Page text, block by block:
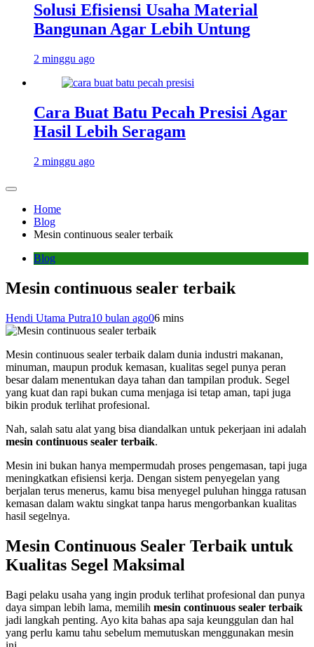
Solusi Efisiensi Usaha Material
Bangunan Agar Lebih Untung
2 minggu ago
Cara Buat Batu Pecah Presisi Agar
Hasil Lebih Seragam
2 minggu ago
Home
Blog
Mesin continuous sealer terbaik
Blog
Mesin continuous sealer terbaik
Hendi Utama Putra10 bulan ago06 mins
Mesin continuous sealer terbaik dalam dunia industri makanan,
minuman, maupun produk kemasan, kualitas segel punya peran
besar dalam menentukan daya tahan dan tampilan produk. Segel
yang kuat dan rapi bukan cuma menjaga isi tetap aman, tapi juga
bikin produk terlihat profesional.
Nah, salah satu alat yang bisa diandalkan untuk pekerjaan ini adalah
mesin continuous sealer terbaik.
Mesin ini bukan hanya mempermudah proses pengemasan, tapi juga
meningkatkan efisiensi kerja. Dengan sistem penyegelan yang
berjalan terus menerus, kamu bisa menyegel puluhan hingga ratusan
kemasan dalam waktu singkat tanpa harus mengorbankan kualitas
hasil segelnya.
Mesin Continuous Sealer Terbaik untuk
Kualitas Segel Maksimal
Bagi pelaku usaha yang ingin produk terlihat profesional dan punya
daya simpan lebih lama, memilih mesin continuous sealer terbaik
jadi langkah penting. Ayo kita bahas apa saja keunggulan dan hal
yang perlu kamu tahu sebelum memutuskan menggunakan mesin